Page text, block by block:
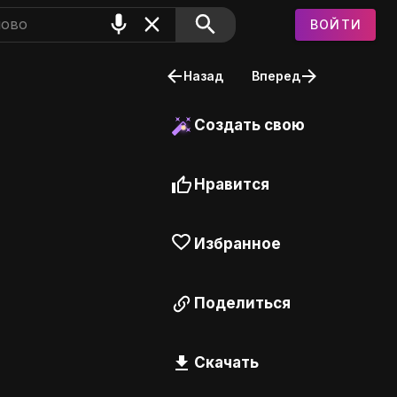
ВОЙТИ
Назад Вперед
Создать свою
Нравится
Избранное
Поделиться
Скачать